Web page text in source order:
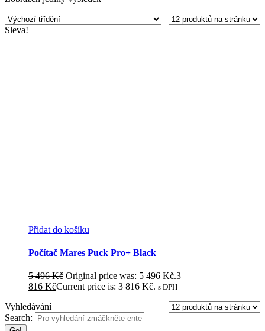
Sleva!
Přidat do košíku
Počítač Mares Puck Pro+ Black
5 496Kč Original price was: 5 496 Kč.3
816 KčCurrent price is: 3 816 Kč. s DPH
Vyhledávání
Search: